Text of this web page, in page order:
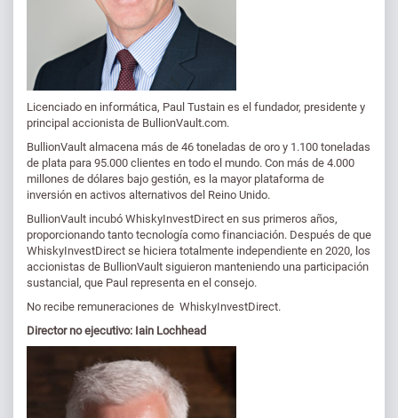
Licenciado en informática, Paul Tustain es el fundador, presidente y
principal accionista de BullionVault.com.
BullionVault almacena más de 46 toneladas de oro y 1.100 toneladas
de plata para 95.000 clientes en todo el mundo. Con más de 4.000
millones de dólares bajo gestión, es la mayor plataforma de
inversión en activos alternativos del Reino Unido.
BullionVault incubó WhiskyInvestDirect en sus primeros años,
proporcionando tanto tecnología como financiación. Después de que
WhiskyInvestDirect se hiciera totalmente independiente en 2020, los
accionistas de BullionVault siguieron manteniendo una participación
sustancial, que Paul representa en el consejo.
No recibe remuneraciones de WhiskyInvestDirect.
Director no ejecutivo: Iain Lochhead